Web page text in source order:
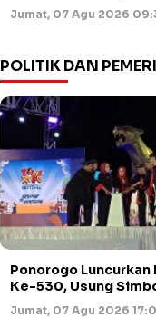
Jumat, 07 Agu 2026
POLITIK DAN
Ponorogo Luncurkan
Ke-530, Usung
Jumat, 07 Agu 2026